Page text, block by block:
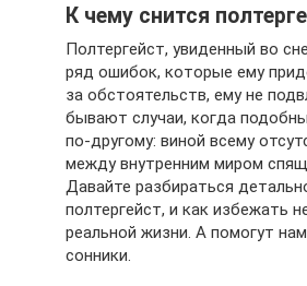
К чему снится
Полтергейст, увиденный во
ряд ошибок, которые ему
за обстоятельств, ему не
бывают случаи, когда
по-другому: виной всему
между внутренним миром
Давайте разбираться
полтергейст, и как избежать
реальной жизни. А помогут
сонники.